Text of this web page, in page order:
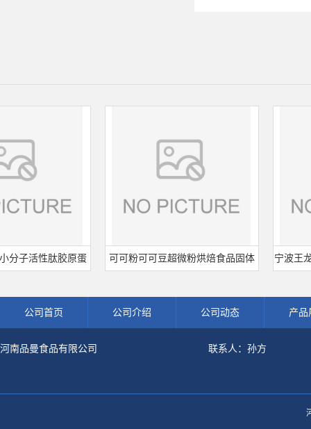
活性肽胶原蛋 可可粉可可豆超微粉烘焙食品固体 宁波王龙山
公司首页 公司介绍 公司动态 产品
河南品曼食品有限公司 联系人：孙方